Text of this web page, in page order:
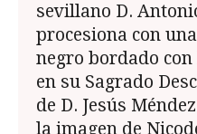
sevillano D.
procesiona con
negro bordado
en su Sagrado
de D. Jesús
la imagen de